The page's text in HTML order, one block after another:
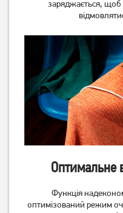
Note 14 Pro+ 5G 8/256Gb
Midnight Black (Global) (із
зарядним пристроєм)
грн
15 979грн
заряджається,
Оптимальне
Функція
оптимізований режим